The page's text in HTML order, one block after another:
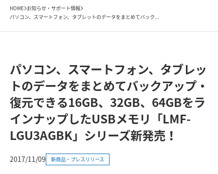
HOME お知らせ・サポート情報
パソコン、スマートフォン、タブレットのデータをまとめてバック...
パソコン、スマートフォン、タブレッ
トのデータをまとめてバックアップ・
復元できる16GB、32GB、64GBをラ
インナップしたUSBメモリ「LMF-
LGU3AGBK」シリーズ新発売！
2017/11/09 新商品・プレスリリース